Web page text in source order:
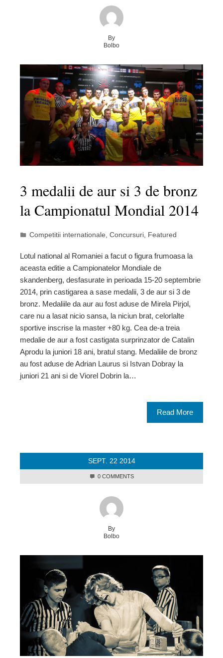
By
Bolbo
3 medalii de aur si 3 de bronz
la Campionatul Mondial 2014
Competitii internationale Concursuri Featured
Lotul national al Romaniei a facut o figura frumoasa la
aceasta editie a Campionatelor Mondiale de
skandenberg, desfasurate in perioada 15-20 septembrie
2014, prin castigarea a sase medalii, 3 de aur si 3 de
bronz. Medaliile da aur au fost aduse de Mirela Pirjol,
care nu a lasat nicio sansa, la niciun brat, celorlalte
sportive inscrise la master +80 kg. Cea de-a treia
medalie de aur a fost castigata surprinzator de Catalin
Aprodu la juniori 18 ani, bratul stang. Medaliile de bronz
au fost aduse de Adrian Laurus si Istvan Dobray la
juniori 21 ani si de Viorel Dobrin la…
Read More
SEPT. 22 2014
0 COMMENTS
By
Bolbo